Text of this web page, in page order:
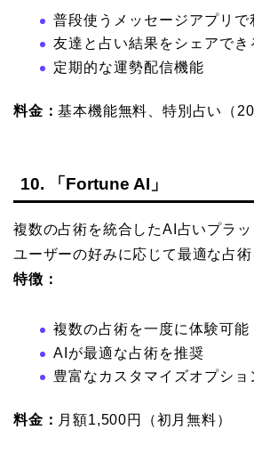
普段使うメッセージアプリで
友達と占い結果をシェアでき
定期的な運勢配信機能
料金：基本機能無料、特別占い（
10. 「Fortune AI」
複数の占術を統合したAI占いプラッ
ユーザーの好みに応じて最適な占術
特徴：
複数の占術を一度に体験可能
AIが最適な占術を推奨
豊富なカスタマイズオプショ
料金： 月額1,500円（初月無料）